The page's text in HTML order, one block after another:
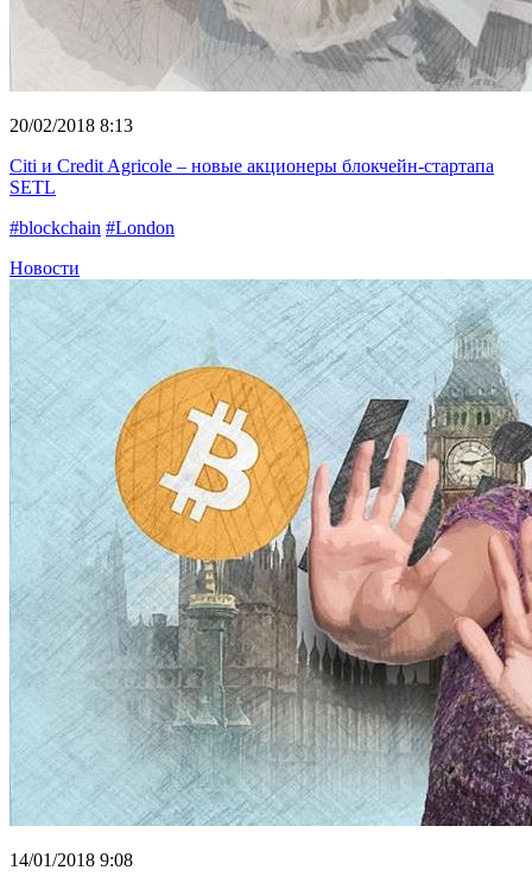
20/02/2018 8:13
Citi и Credit Agricole – новые акционеры блокчейн-стартапа
SETL
#blockchain #London
Новости
14/01/2018 9:08